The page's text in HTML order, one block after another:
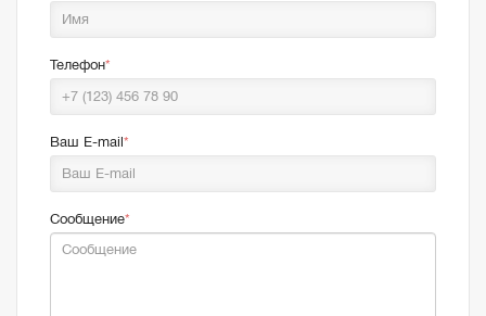
Телефон
Ваш E-mail
Сообщение